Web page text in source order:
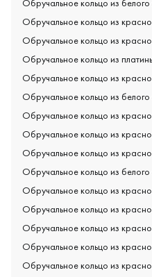
Обручальное кольцо из
Обручальное кольцо из
Обручальное кольцо из
Обручальное кольцо из
Обручальное кольцо из
Обручальное кольцо из
Обручальное кольцо из
Обручальное кольцо из
Обручальное кольцо из
Обручальное кольцо из
Обручальное кольцо из
Обручальное кольцо из
Обручальное кольцо из
Обручальное кольцо из
Обручальное кольцо из